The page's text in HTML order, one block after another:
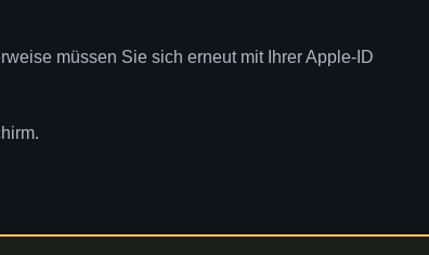
müssen Sie sich erneut mit Ihrer Apple-ID